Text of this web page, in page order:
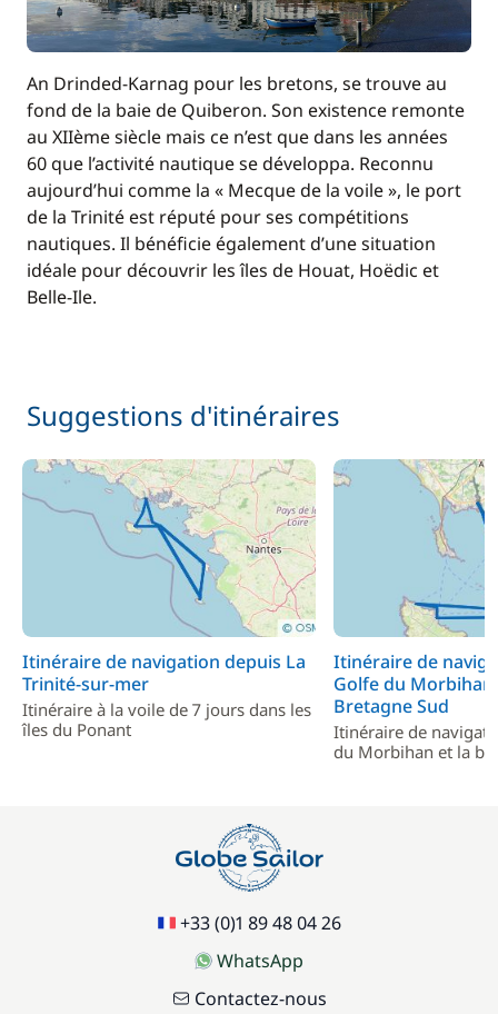
An Drinded-Karnag pour les bretons, se trouve au
fond de la baie de Quiberon. Son existence remonte
au XIIème siècle mais ce n’est que dans les années
60 que l’activité nautique se développa. Reconnu
aujourd’hui comme la « Mecque de la voile », le port
de la Trinité est réputé pour ses compétitions
nautiques. Il bénéficie également d’une situation
idéale pour découvrir les îles de Houat, Hoëdic et
Belle-Ile.
Suggestions d'itinéraires
Itinéraire de navigation depuis La
Trinité-sur-mer
Itinéraire à la voile de 7 jours dans les
îles du Ponant
Itinéraire de
Golfe du Morbihan
Bretagne Sud
Itinéraire de
du Morbihan et la
+33 (0)1 89 48 04 26
WhatsApp
Contactez-nous